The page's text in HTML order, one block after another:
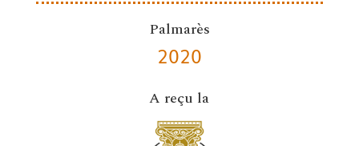
Palmarès
2020
A reçu la